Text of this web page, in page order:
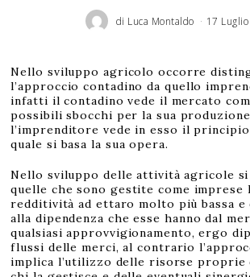
di Luca Montaldo 17
Nello sviluppo agricolo occorre
l’approccio contadino da quello
infatti il contadino vede il mercato
possibili sbocchi per la sua
l’imprenditore vede in esso il
quale si basa la sua opera.
Nello sviluppo delle attività agricole si
quelle che sono gestite come imprese
redditività ad ettaro molto più bassa e
alla dipendenza che esse hanno dal
qualsiasi approvvigionamento, ergo
flussi delle merci, al contrario
implica l’utilizzo delle risorse proprie